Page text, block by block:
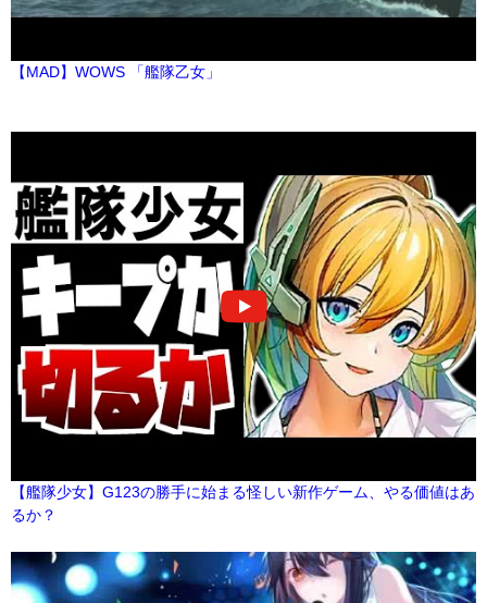
【MAD】WOWS 「艦隊乙女」
【艦隊少女】G123の勝手に始まる怪しい新作ゲーム、やる価値はあ
るか？